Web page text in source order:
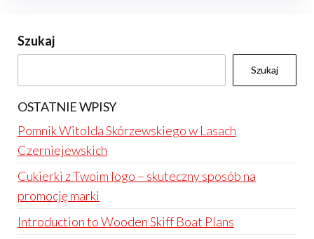
Szukaj
Szukaj
OSTATNIE WPISY
Pomnik Witolda Skórzewskiego w Lasach
Czerniejewskich
Cukierki z Twoim logo – skuteczny sposób na
promocję marki
Introduction to Wooden Skiff Boat Plans